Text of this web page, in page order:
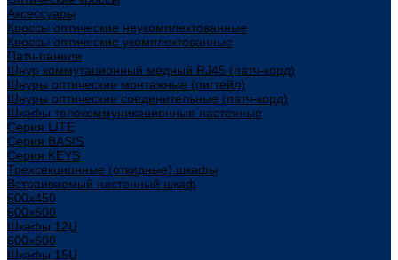
Аксессуары
Кроссы оптические неукомплектованные
Кроссы оптические укомплектованные
Патч-панели
Шнур коммутационный медный RJ45 (патч-корд)
Шнуры оптические монтажные (пигтейл)
Шнуры оптические соединительные (патч-корд)
Шкафы телекоммуникационные настенные
Cерия LITE
Cерия BASIS
Cерия KEYS
Трехсекционные (откидные) шкафы
Встраиваемый настенный шкаф
600x450
600x600
Шкафы 12U
600x600
Шкафы 15U